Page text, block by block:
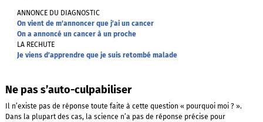
ANNONCE DU DIAGNOSTIC
On vient de m’annoncer que j’ai un cancer
On a annoncé un cancer à un proche
LA RECHUTE
Je viens d’apprendre que je suis retombé malade
Ne pas s’auto-culpabiliser
Il n’existe pas de réponse toute faite à cette question « pourquoi moi ? ».
Dans la plupart des cas, la science n’a pas de réponse précise pour